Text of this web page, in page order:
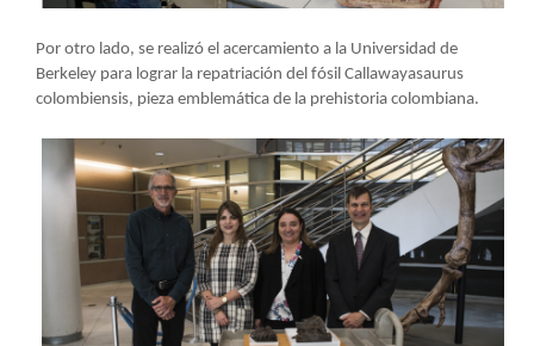
Por otro lado, se realizó el acercamiento a la Universidad de
Berkeley para lograr la repatriación del fósil Callawayasaurus
colombiensis, pieza emblemática de la prehistoria colombiana.